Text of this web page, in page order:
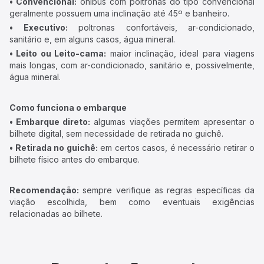
geralmente possuem uma inclinação até 45º e banheiro.
• Executivo: poltronas confortáveis, ar-condicionado,
sanitário e, em alguns casos, água mineral.
• Leito ou Leito-cama: maior inclinação, ideal para viagens
mais longas, com ar-condicionado, sanitário e, possivelmente,
água mineral.
Como funciona o embarque
• Embarque direto: algumas viações permitem apresentar o
bilhete digital, sem necessidade de retirada no guichê.
• Retirada no guichê: em certos casos, é necessário retirar o
bilhete físico antes do embarque.
Recomendação: sempre verifique as regras específicas da
viação escolhida, bem como eventuais exigências
relacionadas ao bilhete.